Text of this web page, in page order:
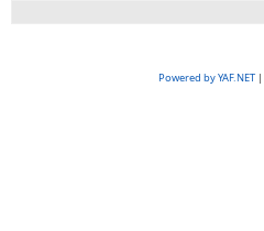
Powered by YAF.NET |